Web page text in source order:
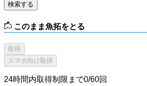
検索する
このまま魚拓をとる
24時間内取得制限まで0/60回